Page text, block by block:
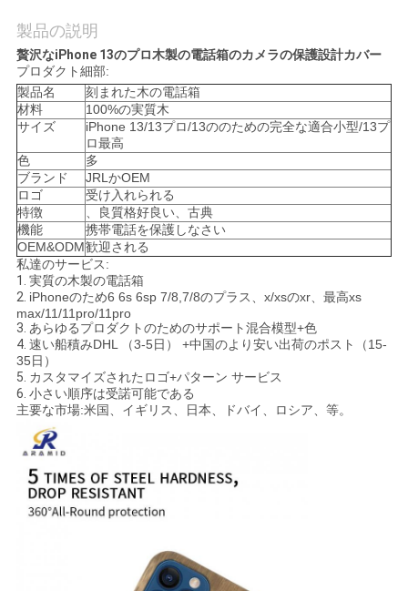
問
い
合
わ
せ
ニ
ュ
ー
ス
ケ
製品の説明
贅沢なiPhone 13のプロ木製の電話箱のカメラの保護設計カバー
プロダクト細部:
製品名
刻まれた木の電話箱
材料
100%の実質木
サイズ
iPhone 13/13プロ/13ののための完全な適合小型/13プ
ロ最高
色
多
ブランド
JRLかOEM
ロゴ
受け入れられる
特徴
、良質格好良い、古典
機能
携帯電話を保護しなさい
OEM&ODM歓迎される
私達のサービス:
1. 実質の木製の電話箱
2. iPhoneのため6 6s 6sp 7/8,7/8のプラス、x/xsのxr、最高xs
max/11/11pro/11pro
3. あらゆるプロダクトのためのサポート混合模型+色
4. 速い船積みDHL （3-5日） +中国のより安い出荷のポスト（15-
35日）
5. カスタマイズされたロゴ+パターン サービス
6. 小さい順序は受諾可能である
主要な市場:米国、イギリス、日本、ドバイ、ロシア、等。